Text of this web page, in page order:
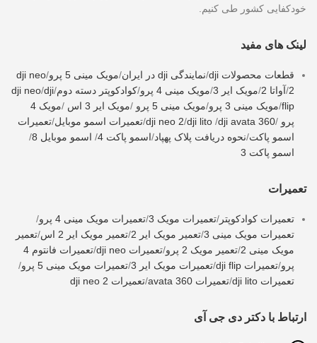
خودکفایی کشور طی کنیم.
لینک های مفید
قطعات محصولات dji /نمایندگی dji در ایران /مویک مینی 5 پرو /
dji neo
2
/آواتا 2 /مویک ایر 3 /مویک مینی 4 پرو /کوادکوپتر دسته دوم/
dji neo/dji
flip
/مویک مینی 3 پرو /مویک مینی 5 پرو /مویک ایر 3 اس /
مویک 4
پرو /
dji neo 2/dji lito /dji avata 360
/تعمیرات اسمو موبایل/تعمیرات
اسمو پاکت/نحوه دریافت پلاک پهپاد/اسمو پاکت 4 / اسمو موبایل 8
/
اسمو پاکت 3
تعمیرات
تعمیرات کوادکوپتر /تعمیرات مویک 3 /تعمیرات مویک مینی 4 پرو
/
تعمیرات مویک مینی 3
/تعمیر مویک ایر 2 /تعمیر مویک ایر 2 اس /تعمیر
مویک مینی 2
/تعمیر مویک 2 پرو /تعمیرات dji neo /
تعمیرات فانتوم 4
پرو/تعمیرات dji flip /تعمیرات مویک ایر 3 /تعمیرات مویک مینی 5 پرو
/
تعمیرات dji lito
/تعمیرات avata 360 /تعمیرات dji neo 2
ارتباط با دکتر دی جی آی